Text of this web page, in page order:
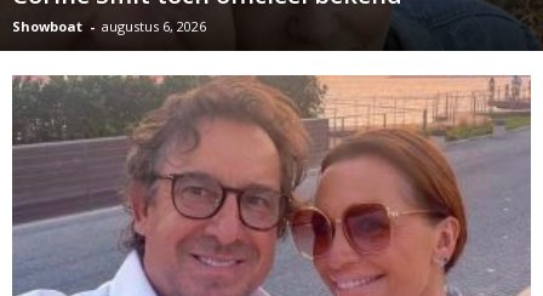
Showboat - augustus 6, 2026